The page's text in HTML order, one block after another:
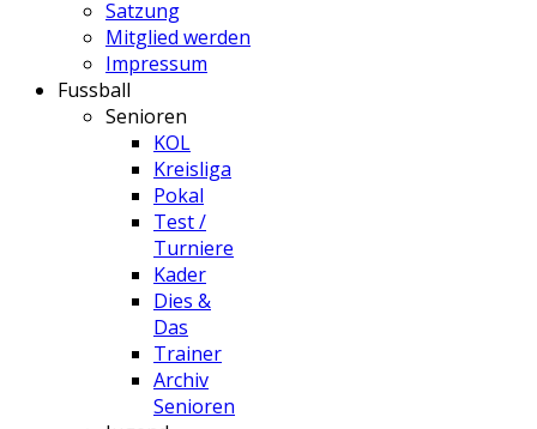
Satzung
Mitglied werden
Impressum
Fussball
Senioren
KOL
Kreisliga
Pokal
Test /
Turniere
Kader
Dies &
Das
Trainer
Archiv
Senioren